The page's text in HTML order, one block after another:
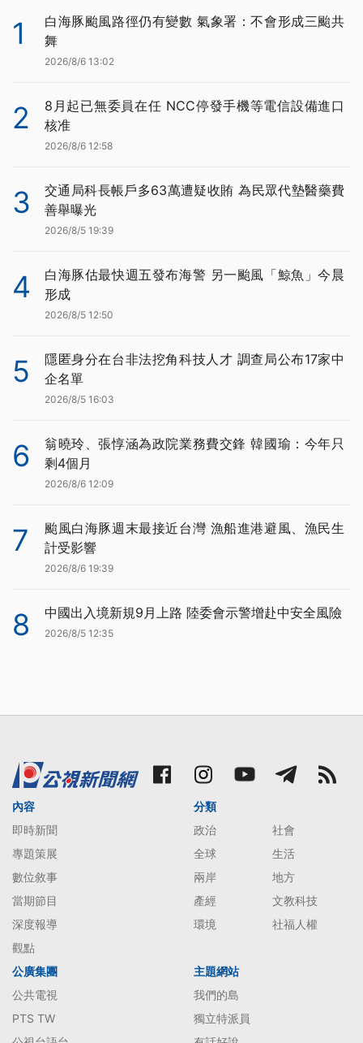
1
白海豚颱風路徑仍有變數 氣象署：不會形成三颱共
舞
2026/8/6 13:02
2
8月起已無委員在任 NCC停發手機等電信設備進口
核准
2026/8/6 12:58
3
交通局科長帳戶多63萬遭疑收賄 為民眾代墊醫藥費
善舉曝光
2026/8/5 19:39
4
白海豚估最快週五發布海警 另一颱風「鯨魚」今晨
形成
2026/8/5 12:50
5
隱匿身分在台非法挖角科技人才 調查局公布17家中
企名單
2026/8/5 16:03
6
翁曉玲、張惇涵為政院業務費交鋒 韓國瑜：今年只
剩4個月
2026/8/6 12:09
7
颱風白海豚週末最接近台灣 漁船進港避風、漁民生
計受影響
2026/8/6 19:39
8 中國出入境新規9月上路 陸委會示警增赴中安全風險
2026/8/5 12:35
內容
即時新聞
專題策展
數位敘事
當期節目
深度報導
觀點
分類
政治
社會
全球
生活
兩岸
地方
產經
文教科技
環境
社福人權
公廣集團
公共電視
PTS TW
主題網站
我們的島
獨立特派員